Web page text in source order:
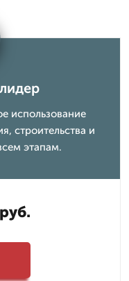
использование
строительства и
этапам.